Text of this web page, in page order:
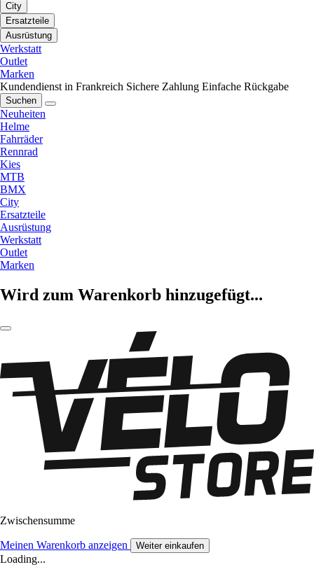
City
Ersatzteile
Ausrüstung
Werkstatt
Outlet
Marken
Kundendienst in Frankreich Sichere Zahlung Einfache Rückgabe
Suchen
Neuheiten
Helme
Fahrräder
Rennrad
Kies
MTB
BMX
City
Ersatzteile
Ausrüstung
Werkstatt
Outlet
Marken
Wird zum Warenkorb hinzugefügt...
Zwischensumme
Meinen Warenkorb anzeigen Weiter einkaufen
Loading...